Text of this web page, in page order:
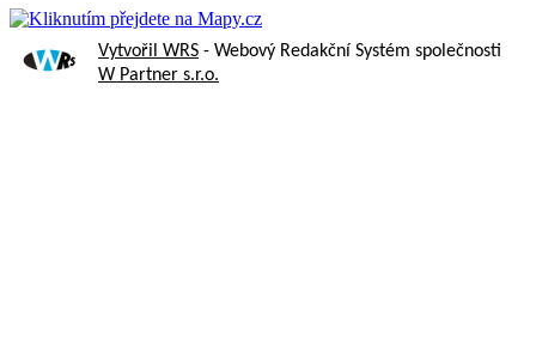
Vytvořil WRS - Webový Redakční Systém společnosti
W Partner s.r.o.